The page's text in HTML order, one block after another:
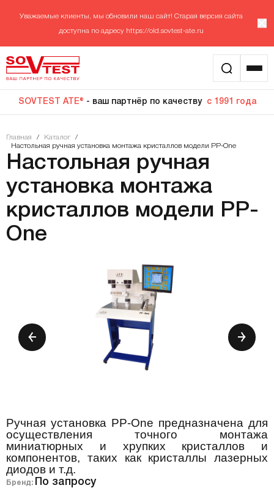
Уважаемые клиенты, мы обновили наш сайт! Старая версия сайта
доступна по адресу https://old.sovtest-ate.ru
SOVTEST ATE® - ваш партнёр по качеству с 1991 года
Главная / Каталог
/
Настольная ручная установка монтажа кристаллов модели PP-One
Настольная ручная
установка монтажа
кристаллов модели PP-
One
Ручная установка PP-One предназначена для
осуществления точного монтажа
миниатюрных и хрупких кристаллов и
компонентов, таких как кристаллы лазерных
диодов и т.д.
Бренд: По запросу